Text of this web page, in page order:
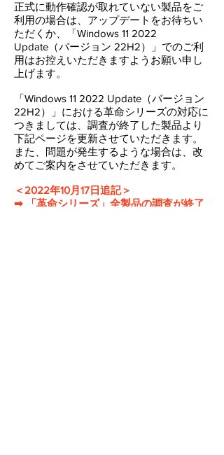
正式に動作確認が取れていない製品をご
利用の場合は、アップデートをお待ちい
ただくか、「Windows 11 2022
Update（バージョン 22H2）
」でのご利
用はお控えいただきますようお願い申し
上げます。
「Windows 11 2022 Update（バージョン
22H2）
」における革命シリーズの対応に
つきましては、調査が終了した製品より
下記ページを更新させていただきます。
また、問題が発生するような場合は、改
めてご案内をさせていただきます。
＜2022年10月17日追記＞
​➡ 「革命シリーズ」全製品の調査が終了